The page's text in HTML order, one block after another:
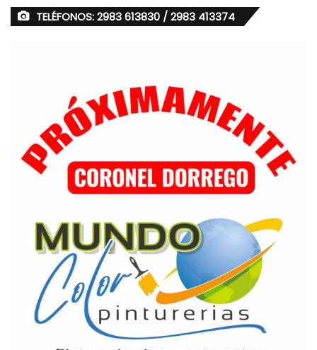
TELÉFONOS: 2983 613830 / 2983 413374